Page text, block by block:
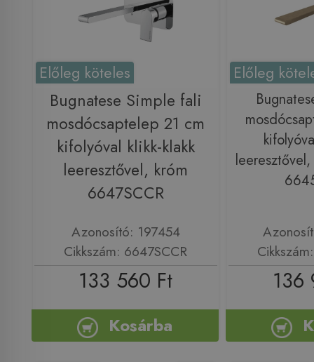
Előleg köteles
Bugnatese Simple fali
mosdócsaptelep 21 cm
kifolyóval klikk-klakk
leeresztővel, króm
6647SCCR
Azonosító: 197454
Cikkszám: 6647SCCR
133 560 Ft
Kosárba
Előleg
136